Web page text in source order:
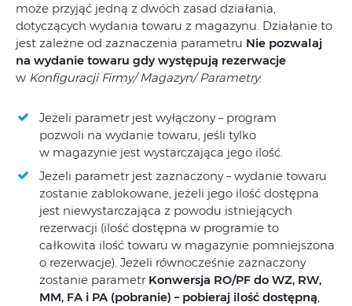
może przyjąć jedną z dwóch zasad działania,
dotyczących wydania towaru z magazynu. Działanie to
jest zależne od zaznaczenia parametru Nie pozwalaj
na wydanie towaru gdy występują rezerwacje
w Konfiguracji Firmy/ Magazyn/ Parametry:
Jeżeli parametr jest wyłączony – program
pozwoli na wydanie towaru, jeśli tylko
w magazynie jest wystarczająca jego ilość.
Jeżeli parametr jest zaznaczony – wydanie towaru
zostanie zablokowane, jeżeli jego ilość dostępna
jest niewystarczająca z powodu istniejących
rezerwacji (ilość dostępna w programie to
całkowita ilość towaru w magazynie pomniejszona
o rezerwacje). Jeżeli równocześnie zaznaczony
zostanie parametr Konwersja RO/PF do WZ, RW,
MM, FA i PA (pobranie) – pobieraj ilość dostępną,